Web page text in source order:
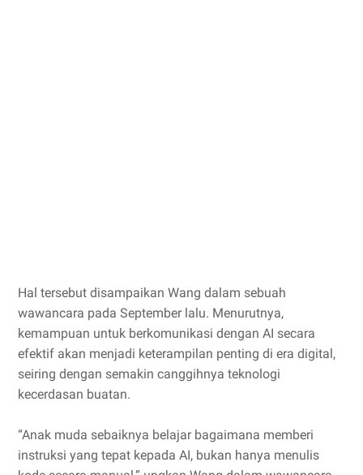
Hal tersebut disampaikan Wang dalam sebuah
wawancara pada September lalu. Menurutnya,
kemampuan untuk berkomunikasi dengan AI secara
efektif akan menjadi keterampilan penting di era digital,
seiring dengan semakin canggihnya teknologi
kecerdasan buatan.
“Anak muda sebaiknya belajar bagaimana memberi
instruksi yang tepat kepada AI, bukan hanya menulis